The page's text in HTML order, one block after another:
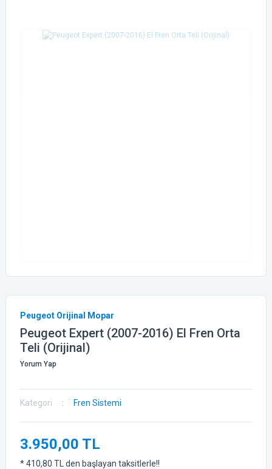
Peugeot Orijinal Mopar
Peugeot Expert (2007-2016) El Fren Orta
Teli (Orijinal)
Yorum Yap
Kategori Fren Sistemi
3.950,00 TL
* 410,80 TL den başlayan taksitlerle!!